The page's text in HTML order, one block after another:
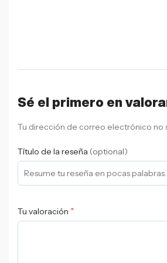
Sé el primero en
Tu dirección de correo electrónico no
Título de la reseña (optional)
Tu valoración *